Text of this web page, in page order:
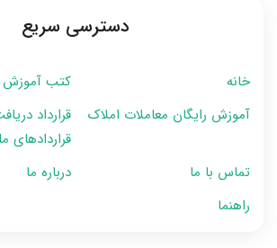
دسترسی سریع
خانه
کتب آموزش
آموزش رایگان معاملات املاک
قرارداد
قراردادهای
تماس با ما
درباره ما
راهنما